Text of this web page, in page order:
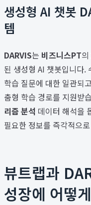
생성형 AI 챗봇
템
DARVIS는 비즈니스PT
된 생성형 AI 챗봇입니다.
학습 질문에 대한 일관되
춤형 학습 경로를 지원받
리즘 분석 데이터 해석을
필요한 정보를 즉각적으
뷰트랩과
성장에 어떻